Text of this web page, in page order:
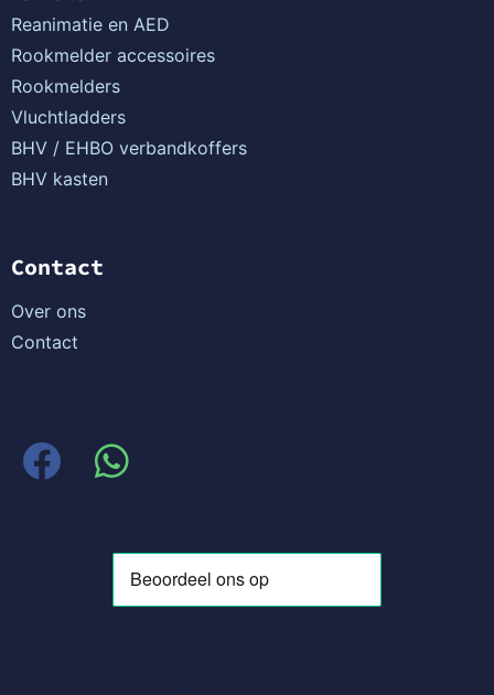
Reanimatie en AED
Rookmelder accessoires
Rookmelders
Vluchtladders
BHV / EHBO verbandkoffers
BHV kasten
Contact
Over ons
Contact